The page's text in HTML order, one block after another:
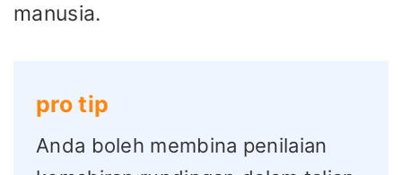
manusia.
pro tip
Anda boleh membina penilaian